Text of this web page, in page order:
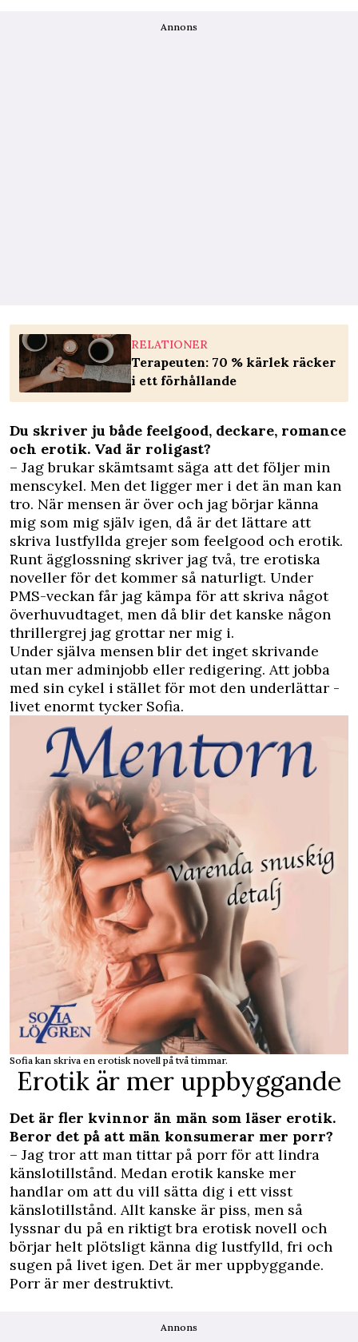
Annons
RELATIONER
Terapeuten: 70 % kärlek räcker
i ett förhållande
Du skriver ju både feelgood, deckare, romance
och erotik. Vad är roligast?
– Jag brukar skämtsamt säga att det följer min
menscykel. Men det ligger mer i det än man kan
tro. När mensen är över och jag börjar känna
mig som mig själv igen, då är det lättare att
skriva lustfyllda grejer som feelgood och erotik.
Runt ägglossning skriver jag två, tre erotiska
noveller för det kommer så naturligt. Under
PMS-veckan får jag kämpa för att skriva något
överhuvudtaget, men då blir det kanske någon
thrillergrej jag grottar ner mig i.
Under själva mensen blir det inget skrivande
utan mer adminjobb eller redigering. Att jobba
med sin cykel i stället för mot den underlättar ­
livet enormt tycker Sofia.
Sofia kan skriva en erotisk novell på två timmar.
Erotik är mer uppbyggande
Det är fler kvinnor än män som läser erotik.
Beror det på att män konsumerar mer porr?
– Jag tror att man tittar på porr för att lindra
känslotillstånd. Medan erotik kanske mer
handlar om att du vill sätta dig i ett visst
känslotillstånd. Allt kanske är piss, men så
lyssnar du på en riktigt bra erotisk novell och
börjar helt plötsligt känna dig lustfylld, fri och
sugen på livet igen. Det är mer uppbyggande.
Porr är mer destruktivt.
Annons